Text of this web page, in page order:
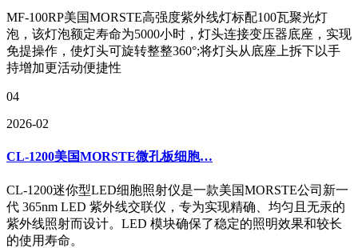
MF-100RP美国MORSTE高强度紫外线灯标配100瓦聚光灯
泡，该灯泡额定寿命为5000小时，灯头连接变压器底座，实现
免提操作，使灯头可旋转整整360°;将灯头从底座上拆下以手
持增加更活动便捷性
04
2026-02
CL-1200美国MORSTE微孔板细胞…
CL-1200迷你型LED细胞照射仪是一款美国MORSTE公司新一
代 365nm LED 紫外线交联仪，专为实现精确、均匀且无汞的
紫外线照射而设计。LED 模块确保了稳定的照明效果和较长
的使用寿命。